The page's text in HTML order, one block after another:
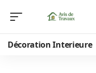
Décoration Interieure